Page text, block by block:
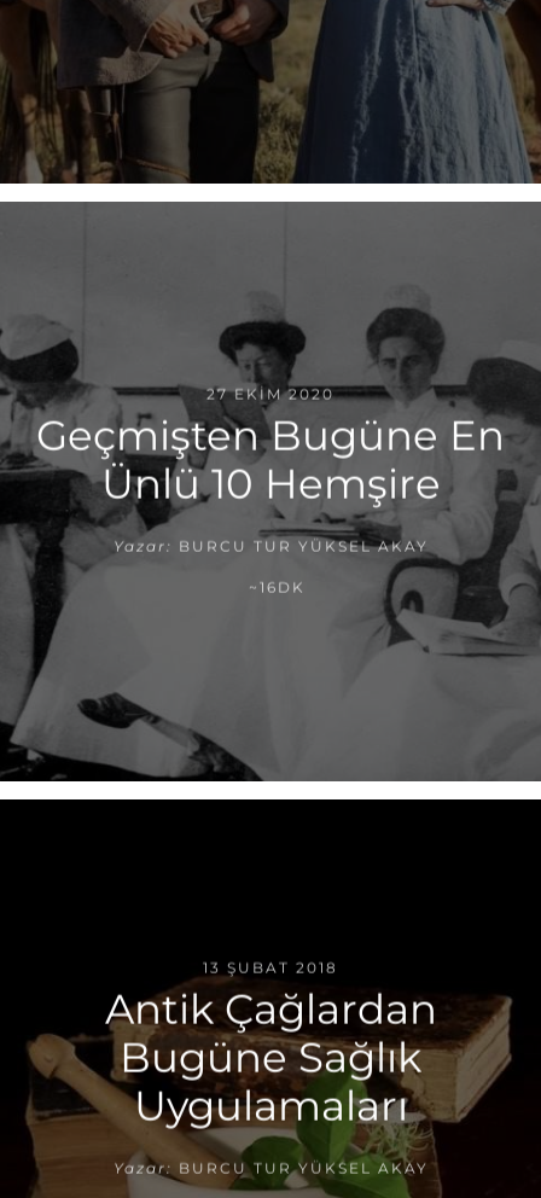
27 EKIM 2020
Geçmişten Bugüne En
Ünlü 10 Hemşire
Yazar: BURCU TUR YÜKSEL AKAY
~16DK
13 ŞUBAT 2018
Antik Çağlardan
Bugüne Sağlık
Uygulamaları
Yazar: BURCU TUR YÜKSEL AKAY